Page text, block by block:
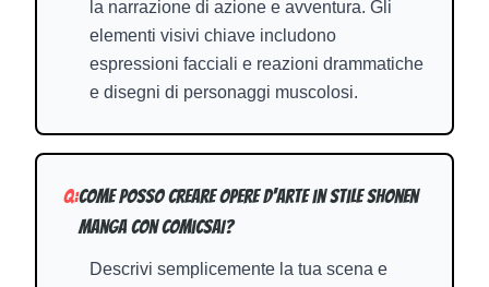
la narrazione di azione e avventura. Gli
elementi visivi chiave includono
espressioni facciali e reazioni drammatiche
e disegni di personaggi muscolosi.
Q:Come posso creare opere d'arte in stile Shonen
Manga con ComicsAI?
Descrivi semplicemente la tua scena e